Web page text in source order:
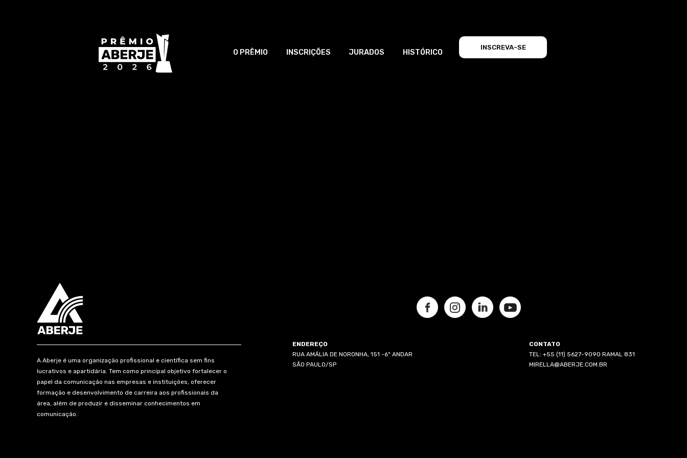
O PRÊMIO INSCRIÇÕES JURADOS HISTÓRICO
INSCREVA-SE
A Aberje é uma organização profissional e científica sem fins
lucrativos e apartidária. Tem como principal objetivo fortalecer o
papel da comunicação nas empresas e instituições, oferecer
formação e desenvolvimento de carreira aos profissionais da
área, além de produzir e disseminar conhecimentos em
comunicação.
ENDEREÇO
RUA AMÁLIA DE NORONHA, 151 -6º ANDAR
SÃO PAULO/SP
CONTATO
TEL: +55 (11) 5627-9090 RAMAL 831
MIRELLA@ABERJE.COM.BR